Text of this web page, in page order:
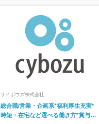
サイボウズ株式会社
総合職/営業・企画系*福利厚生充実*
時短・在宅など選べる働き方*賞与年